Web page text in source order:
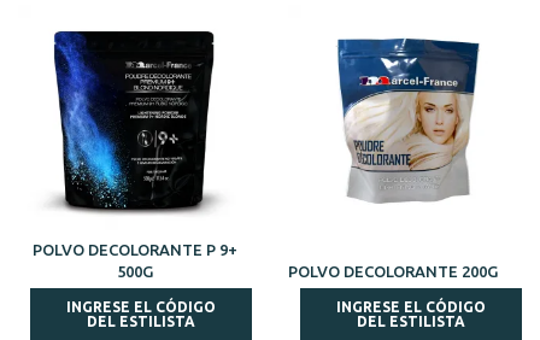
POLVO DECOLORANTE P 9+
500G
INGRESE EL CÓDIGO
DEL ESTILISTA
POLVO DECOLORANTE 200G
INGRESE EL CÓDIGO
DEL ESTILISTA